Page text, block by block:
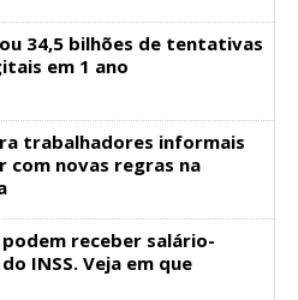
34,5 bilhões de tentativas
em 1 ano
trabalhadores informais
com novas regras na
receber salário-
INSS. Veja em que